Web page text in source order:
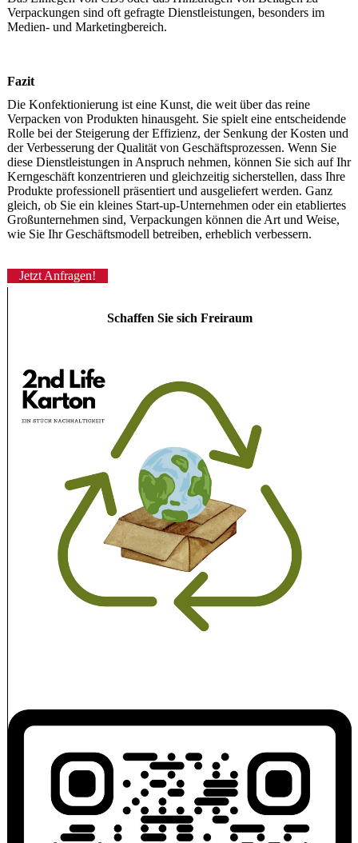
Verpackungen sind oft gefragte Dienstleistungen, besonders im
Medien- und Marketingbereich.
Fazit
Die Konfektionierung ist eine Kunst, die weit über das reine
Verpacken von Produkten hinausgeht. Sie spielt eine entscheidende
Rolle bei der Steigerung der Effizienz, der Senkung der Kosten und
der Verbesserung der Qualität von Geschäftsprozessen. Wenn Sie
diese Dienstleistungen in Anspruch nehmen, können Sie sich auf Ihr
Kerngeschäft konzentrieren und gleichzeitig sicherstellen, dass Ihre
Produkte professionell präsentiert und ausgeliefert werden. Ganz
gleich, ob Sie ein kleines Start-up-Unternehmen oder ein etabliertes
Großunternehmen sind, Verpackungen können die Art und Weise,
wie Sie Ihr Geschäftsmodell betreiben, erheblich verbessern.
Jetzt Anfragen!
Schaffen Sie sich Freiraum